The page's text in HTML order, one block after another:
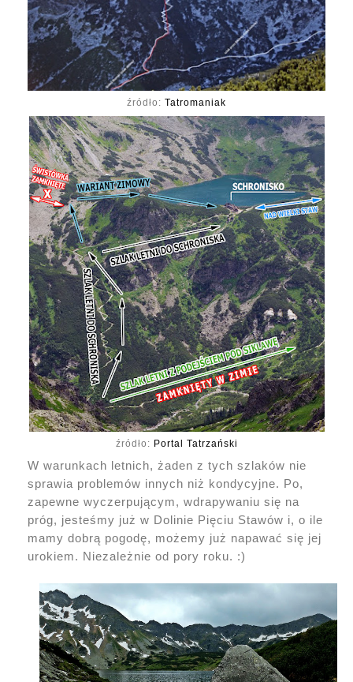
źródło: Tatromaniak
źródło: Portal Tatrzański
W warunkach letnich, żaden z tych szlaków nie
sprawia problemów innych niż kondycyjne. Po,
zapewne wyczerpującym, wdrapywaniu się na
próg, jesteśmy już w Dolinie Pięciu Stawów i, o ile
mamy dobrą pogodę, możemy już napawać się jej
urokiem. Niezależnie od pory roku. :)